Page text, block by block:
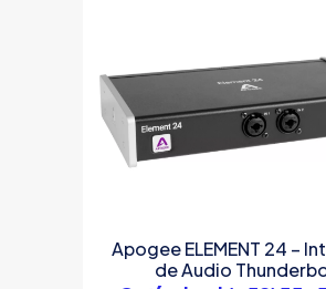
Apogee ELEMENT 24 –
de Audio